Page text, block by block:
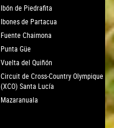
Ibón de Piedrafita
Ibones de Partacua
Fuente Chaimona
Punta Güe
Vuelta del Quiñón
Circuit de Cross-Country Olympique
(XCO) Santa Lucía
Mazaranuala